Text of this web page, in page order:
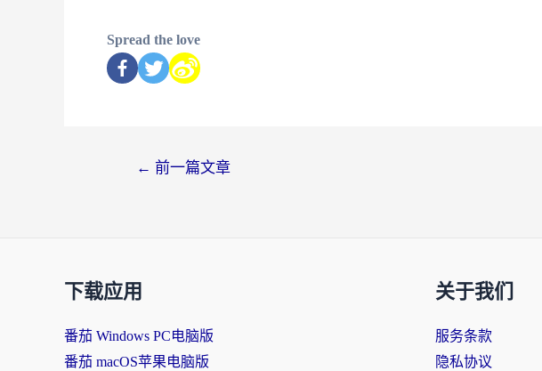
Spread the love
← 前一篇文章
下载应用
番茄 Windows PC电脑版
番茄 macOS苹果电脑版
关于我们
服务条款
隐私协议